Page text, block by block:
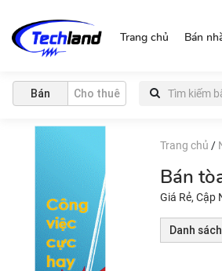
Trang chủ Bán
Bán Cho thuê
Trang chủ /
Bán
Giá Rẻ,
Danh